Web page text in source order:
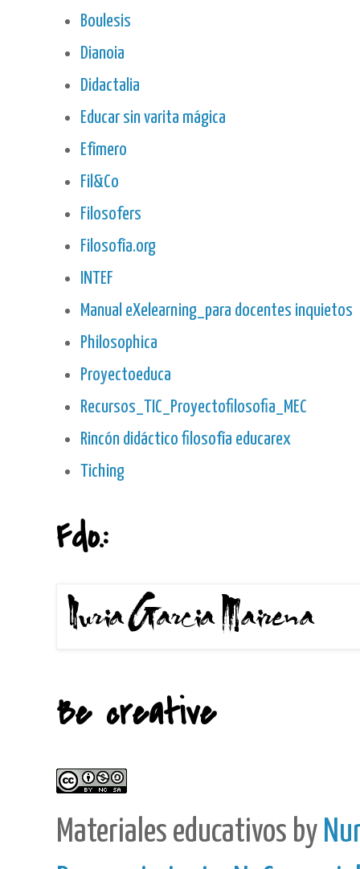
Boulesis
Dianoia
Didactalia
Educar sin varita mágica
Efímero
Fil&Co
Filosofers
Filosofía.org
INTEF
Manual eXelearning_para docentes inquietos
Philosophica
Proyectoeduca
Recursos_TIC_Proyectofilosofia_MEC
Rincón didáctico filosofía educarex
Tiching
Fdo.:
Be creative
Materiales educativos by